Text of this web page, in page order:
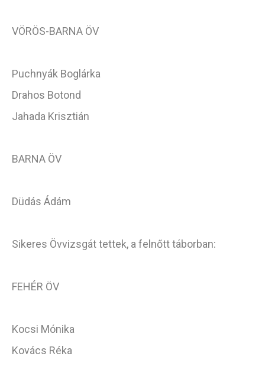
VÖRÖS-BARNA ÖV
Puchnyák Boglárka
Drahos Botond
Jahada Krisztián
BARNA ÖV
Düdás Ádám
Sikeres Övvizsgát tettek, a felnőtt táborban:
FEHÉR ÖV
Kocsi Mónika
Kovács Réka